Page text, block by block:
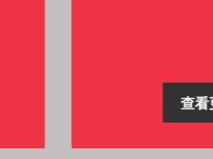
查看更多